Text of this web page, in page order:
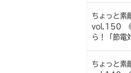
ちょっと
vol.150 ◎
ら！「節電
ちょっと